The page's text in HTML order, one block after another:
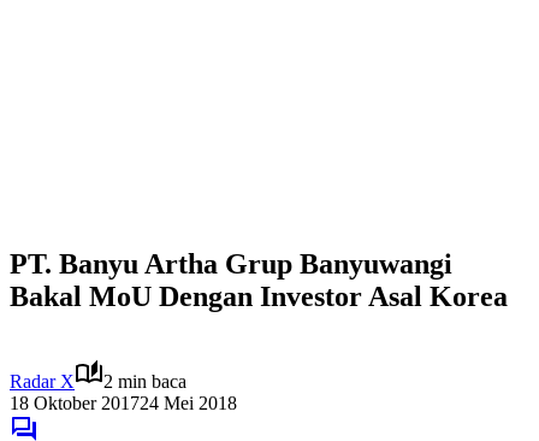
PT. Banyu Artha Grup Banyuwangi
Bakal MoU Dengan Investor Asal Korea
Radar X
2 min baca
18 Oktober 201724 Mei 2018